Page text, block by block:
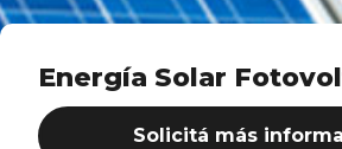
Energía Solar
Solicitá más